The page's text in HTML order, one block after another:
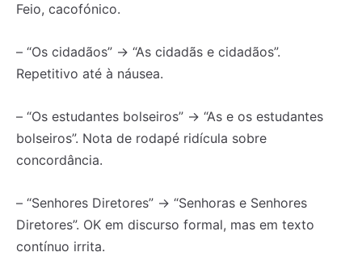
Feio, cacofónico.
– “Os cidadãos” → “As cidadãs e cidadãos”.
Repetitivo até à náusea.
– “Os estudantes bolseiros” → “As e os estudantes
bolseiros”. Nota de rodapé ridícula sobre
concordância.
– “Senhores Diretores” → “Senhoras e Senhores
Diretores”. OK em discurso formal, mas em texto
contínuo irrita.